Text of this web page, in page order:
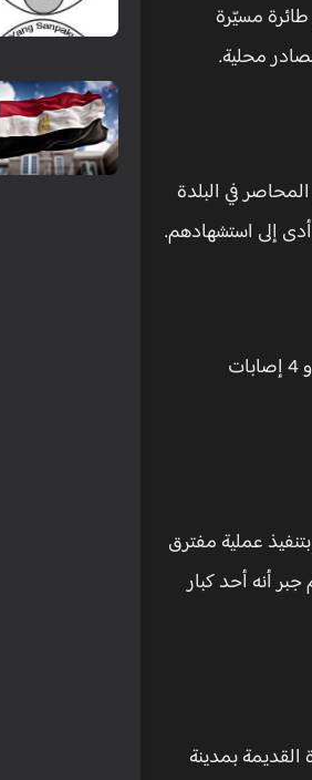
مسيّرة
محلية.
في البلدة
إلى استشهادهم.
الفلسطيني أن حصيلة اقتحام نابلس صباح اليوم: 3 شهداء نُقلوا إلى مستشفى رفيديا، و 4 إصابات
عملية مفترق
أنه أحد كبار
القديمة بمدينة